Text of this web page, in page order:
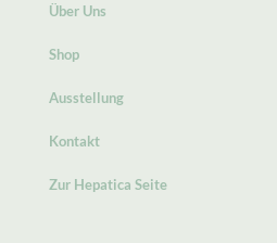
Über Uns
Shop
Ausstellung
Kontakt
Zur Hepatica Seite